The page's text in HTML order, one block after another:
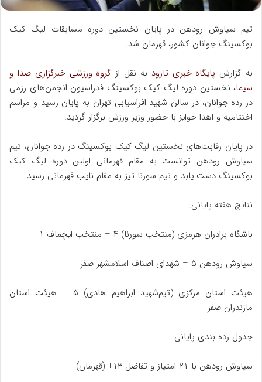
تیم سیاوش رودهن در پایان نخستین دوره مسابقات لیگ کیک
بوکسینگ جوانان کشور، قهرمان شد.
به گزارش پایگاه خبری تارود به نقل از گروه ورزشی خبرگزاری صدا و
سیما، نخستین دوره لیگ کیک بوکسینگ فدراسیون انجمن‌های رزمی
در رده جوانان، در سالن شهید افراسیابی تهران به پایان رسید و مراسم
اختتامیه و اهدا جوایز با حضور وزیر ورزش برگزار گردید.
در پایان رقابت‌های نخستین لیگ کیک بوکسینگ در رده جوانان، تیم
سیاوش رودهن توانست به مقام قهرمانی اولین دوره لیگ کیک
بوکسینگ دست یابد و تیم سورنا تیز به مقام نایب قهرمانی رسید.
نتایج هفته پایانی:
باشگاه برادران هرمزی (منتخب سورنا) ۴ – منتخب ایچماف ۱
سیاوش رودهن ۵ – شهدای اصناف اسلامشهر صفر
هیئت استان مرکزی (تیم‌شهید ابراهیم هادی) ۵ – هیئت استان
مازندران صفر
جدول رده بندی پایانی:
سیاوش رودهن با ۲۱ امتیاز و تفاضل ۱۳+ (قهرمان)